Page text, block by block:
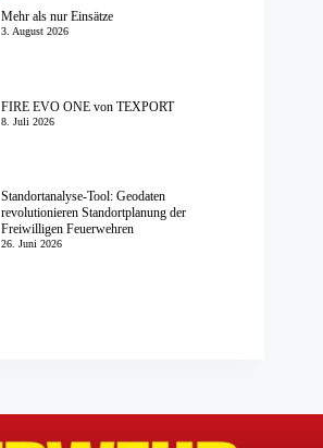
Mehr als nur Einsätze
3. August 2026
FIRE EVO ONE von TEXPORT
8. Juli 2026
Standortanalyse-Tool: Geodaten
revolutionieren Standortplanung der
Freiwilligen Feuerwehren
26. Juni 2026